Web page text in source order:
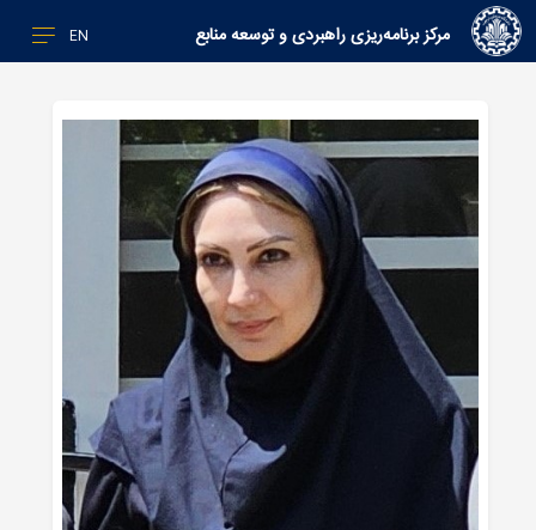
EN مرکز برنامه‌ریزی راهبردی و توسعه منابع